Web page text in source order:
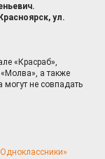
ул.
«Красраб»,
а также
могут не совпадать